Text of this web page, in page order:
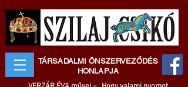
TÁRSADALMI ÖNSZERVEZŐDÉS
HONLAPJA